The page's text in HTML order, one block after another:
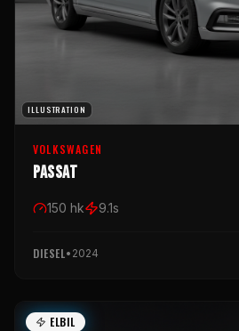
ILLUSTRATION
VOLKSWAGEN
Passat
150 hk 9.1s
DIESEL• 2024
ELBIL